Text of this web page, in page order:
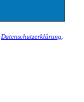
Datenschutzerklärung.